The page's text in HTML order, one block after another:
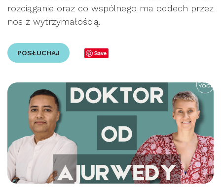
rozciąganie oraz co wspólnego ma oddech przez
nos z wytrzymałością.
POSŁUCHAJ Save